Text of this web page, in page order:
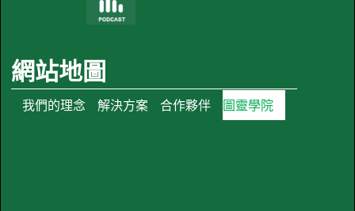
網站地圖
我們的理念 解決方案 合作夥伴 圖靈學院